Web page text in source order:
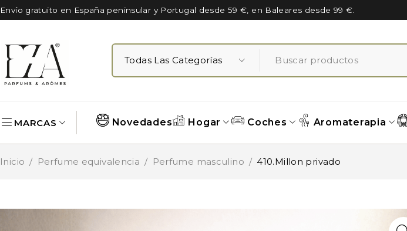
Envío gratuito en España peninsular y Portugal desde 59 €, en Baleares desde 99 €.
MARCAS Novedades Hogar Coches Aromaterapia
Inicio / Perfume equivalencia / Perfume masculino / 410.Millon privado